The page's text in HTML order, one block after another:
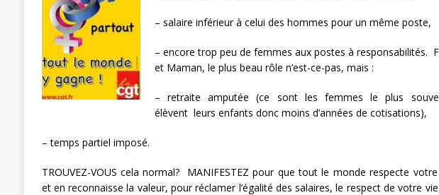
Chronopost – ChronoScope n°126
[ 27 avril 2024 ] 1er MAI 2024 ACTUALITÉ
– salaire inférieur à celui des hommes pour un même poste,
– encore trop peu de femmes aux postes à responsabilités.
et Maman, le plus beau rôle n’est-ce-pas, mais :
– retraite amputée (ce sont les femmes le plus
élèvent leurs enfants donc moins d’années de cotisations),
– temps partiel imposé.
TROUVEZ-VOUS cela normal? MANIFESTEZ pour que tout le monde respecte
et en reconnaisse la valeur, pour réclamer l’égalité des salaires, le respect de votre